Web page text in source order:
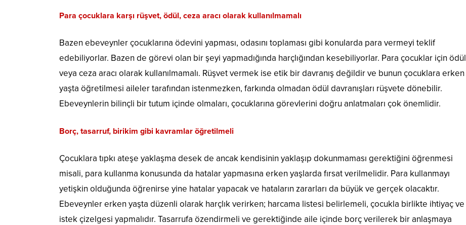
Para çocuklara karşı rüşvet, ödül, ceza aracı olarak kullanılmamalı
Bazen ebeveynler çocuklarına ödevini yapması, odasını toplaması gibi konularda para vermeyi teklif
edebiliyorlar. Bazen de görevi olan bir şeyi yapmadığında harçlığından kesebiliyorlar. Para çocuklar için ödül
veya ceza aracı olarak kullanılmamalı. Rüşvet vermek ise etik bir davranış değildir ve bunun çocuklara erken
yaşta öğretilmesi aileler tarafından istenmezken, farkında olmadan ödül davranışları rüşvete dönebilir.
Ebeveynlerin bilinçli bir tutum içinde olmaları, çocuklarına görevlerini doğru anlatmaları çok önemlidir.
Borç, tasarruf, birikim gibi kavramlar öğretilmeli
Çocuklara tıpkı ateşe yaklaşma desek de ancak kendisinin yaklaşıp dokunmaması gerektiğini öğrenmesi
misali, para kullanma konusunda da hatalar yapmasına erken yaşlarda fırsat verilmelidir. Para kullanmayı
yetişkin olduğunda öğrenirse yine hatalar yapacak ve hataların zararları da büyük ve gerçek olacaktır.
Ebeveynler erken yaşta düzenli olarak harçlık verirken; harcama listesi belirlemeli, çocukla birlikte ihtiyaç ve
istek çizelgesi yapmalıdır. Tasarrufa özendirmeli ve gerektiğinde aile içinde borç verilerek bir anlaşmaya